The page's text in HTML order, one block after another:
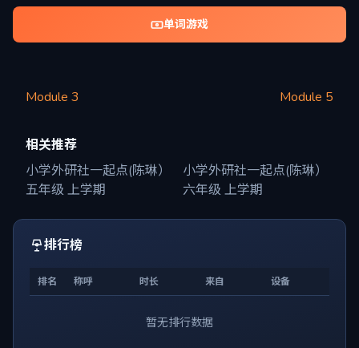
单词游戏
Module 3 Module 5
相关推荐
小学外研社一起点(陈琳）
五年级 上学期
小学外研社一起点(陈琳）
六年级 上学期
排行榜
排名 称呼 时长 来自 设备
暂无排行数据